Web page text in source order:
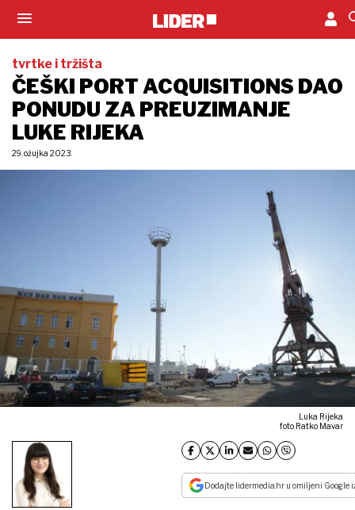
tvrtke i tržišta
ČEŠKI PORT ACQUISITIONS DAO
PONUDU ZA PREUZIMANJE
LUKE RIJEKA
29. ožujka 2023.
Luka Rijeka
foto Ratko Mavar
Dodajte lidermedia.hr u omiljeni Google